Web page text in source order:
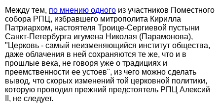
Между тем, по мнению одного из участников Поместного
собора РПЦ, избравшего митрополита Кирилла
Патриархом, настоятеля Троице-Сергиевой пустыни
Санкт-Петербурга игумена Николая (Парамонова),
"Церковь - самый неизменяющийся институт общества,
даже облачения в ней сохраняются те же, что и в
прошлые века, не говоря уже о традициях и
преемственности ее устоев", из чего можно сделать
вывод, что скорых изменений той церковной политики,
которую проводил прежний предстоятель РПЦ Алексий
II, не следует.